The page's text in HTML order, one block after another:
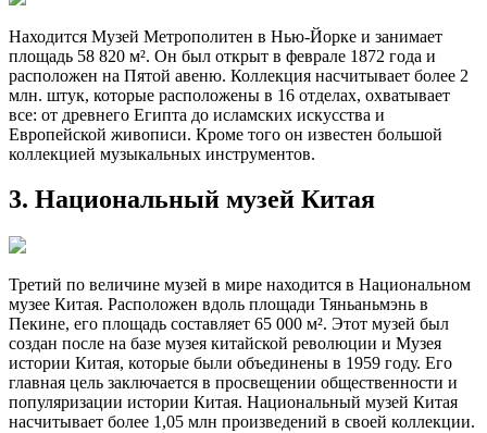
Находится Музей Метрополитен в Нью-Йорке и занимает
площадь 58 820 м². Он был открыт в феврале 1872 года и
расположен на Пятой авеню. Коллекция насчитывает более 2
млн. штук, которые расположены в 16 отделах, охватывает
все: от древнего Египта до исламских искусства и
Европейской живописи. Кроме того он известен большой
коллекцией музыкальных инструментов.
3. Национальный музей Китая
Третий по величине музей в мире находится в Национальном
музее Китая. Расположен вдоль площади Тяньаньмэнь в
Пекине, его площадь составляет 65 000 м². Этот музей был
создан после на базе музея китайской революции и Музея
истории Китая, которые были объединены в 1959 году. Его
главная цель заключается в просвещении общественности и
популяризации истории Китая. Национальный музей Китая
насчитывает более 1,05 млн произведений в своей коллекции.